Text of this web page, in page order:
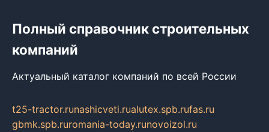
Полный справочник строительных
компаний
Актуальный каталог компаний по всей России
t25-tractor.runashicveti.rualutex.spb.rufas.ru
gbmk.spb.ruromania-today.runovoizol.ru